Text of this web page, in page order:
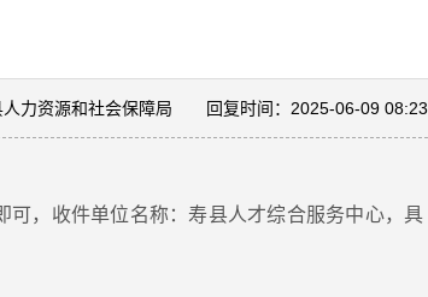
回复时间：2025-06-09 08:23
力资源和社会保障局
可，收件单位名称：寿县人才综合服务中心，具